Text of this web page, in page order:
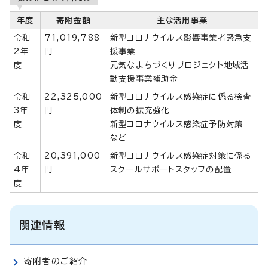
年度 寄附金額 主な活用事業
令和
2年
度
71,019,788
円
新型コロナウイルス影響事業者緊急支
援事業
元気なまちづくりプロジェクト地域活
動支援事業補助金
令和
3年
度
22,325,000
円
新型コロナウイルス感染症に係る検査
体制の拡充強化
新型コロナウイルス感染症予防対策
など
令和
4年
度
20,391,000
円
新型コロナウイルス感染症対策に係る
スクールサポートスタッフの配置
関連情報
寄附者のご紹介